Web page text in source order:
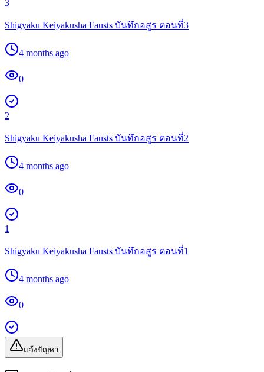
3
Shigyaku Keiyakusha Fausts บันทึกอสูร ตอนที่3
4 months ago
0
2
Shigyaku Keiyakusha Fausts บันทึกอสูร ตอนที่2
4 months ago
0
1
Shigyaku Keiyakusha Fausts บันทึกอสูร ตอนที่1
4 months ago
0
แจ้งปัญหา